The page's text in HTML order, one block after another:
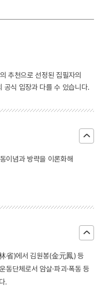
추천으로 선정된 집필자의
공식 입장과 다를 수 있습니다.
이념과 방략을 이론화해
省)에서 김원봉(金元鳳) 등
동단체로서 암살·파괴·폭동 등
.